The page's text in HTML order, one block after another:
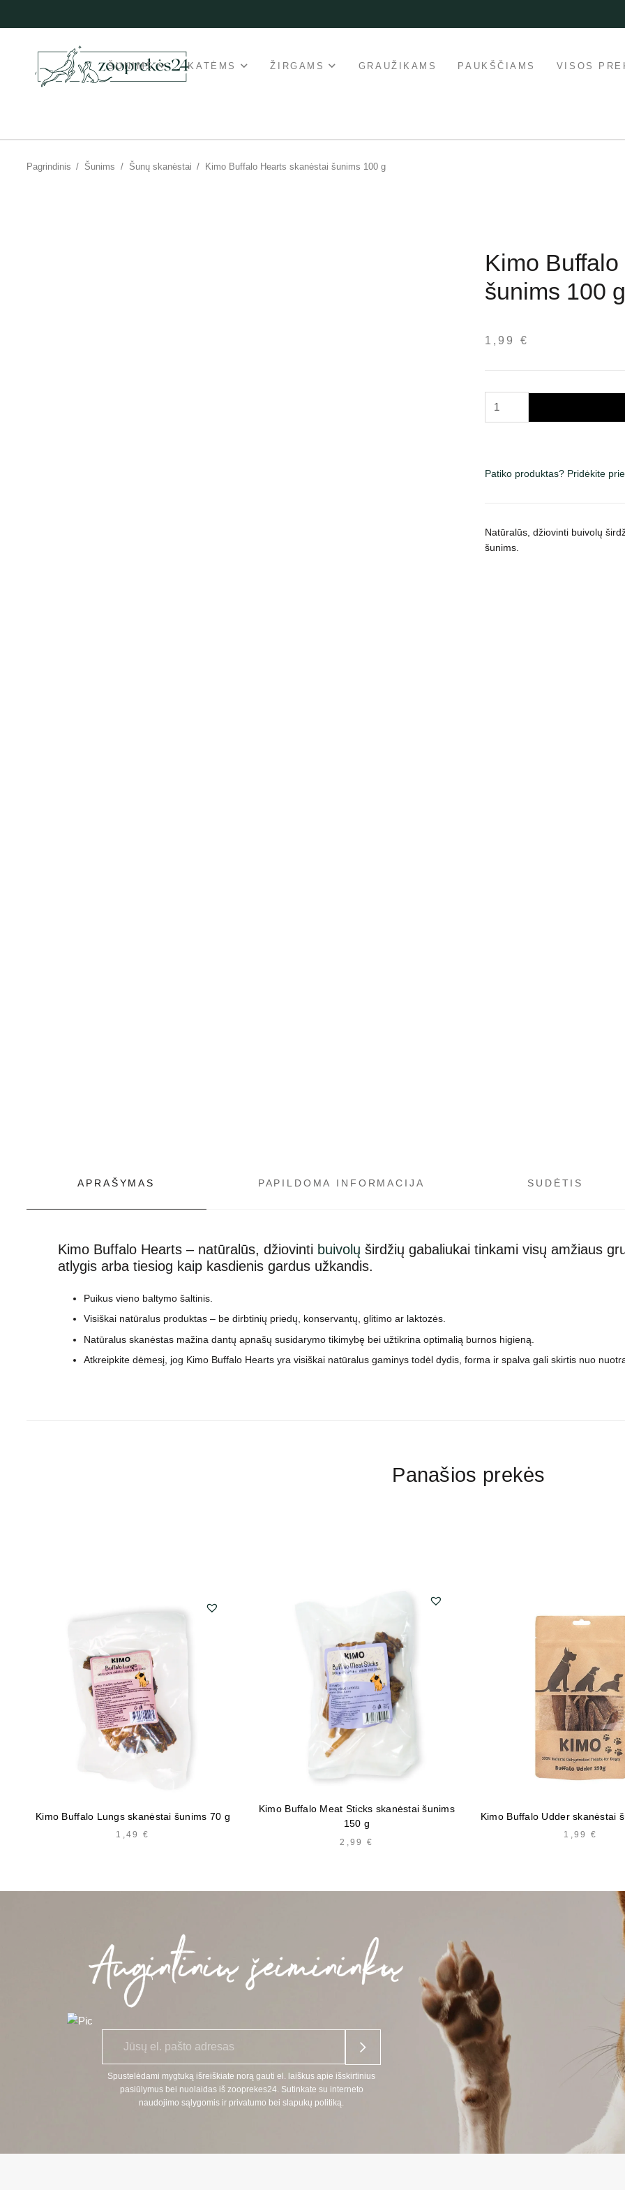
ŠUNIMS KATĖMS ŽIRGAMS GRAUŽIKAMS PAUKŠČIAMS VISOS
Pagrindinis / Šunims / Šunų skanėstai / Kimo Buffalo Hearts skanėstai šunims 100 g
Kimo
šunims 100 g
1,99 €
g
Patiko produktas? Pridėkite
Natūralūs, džiovinti buivolų
šunims.
APRAŠYMAS PAPILDOMA INFORMACIJA SUDĖTIS
Kimo Buffalo Hearts – natūralūs, džiovinti buivolų širdžių gabaliukai tinkami visų amžiaus
atlygis arba tiesiog kaip kasdienis gardus užkandis.
Puikus vieno baltymo šaltinis.
Visiškai natūralus produktas – be dirbtinių priedų, konservantų, glitimo ar laktozės.
Natūralus skanėstas mažina dantų apnašų susidarymo tikimybę bei užtikrina optimalią burnos higieną.
Atkreipkite dėmesį, jog Kimo Buffalo Hearts yra visiškai natūralus gaminys todėl dydis, forma ir spalva gali skirtis nuo
Panašios prekės
Kimo Buffalo Lungs skanėstai šunims 70 g
1,49€
Kimo Buffalo Meat Sticks skanėstai šunims
150 g
2,99€
Kimo Buffalo Udder skanėstai
1,99€
p
Spustelėdami mygtuką išreiškiate norą gauti el. laiškus apie išskirtinius
pasiūlymus bei nuolaidas iš zooprekes24. Sutinkate su interneto
naudojimo sąlygomis ir privatumo bei slapukų politiką.